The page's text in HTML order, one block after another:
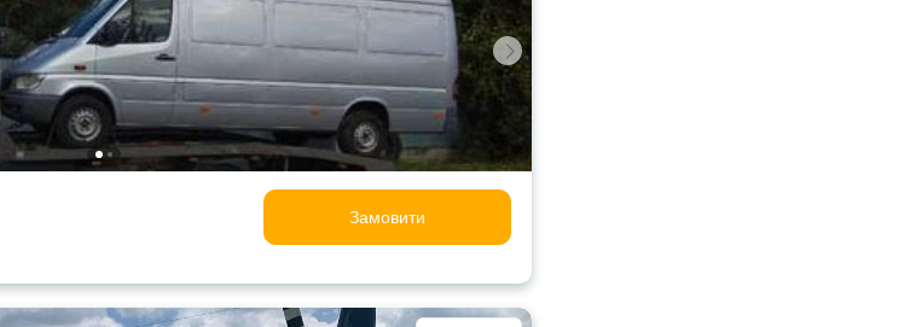
Замовити